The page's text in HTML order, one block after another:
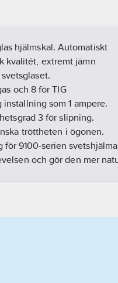
hjälmskal. Automatiskt
kvalitét, extremt jämn
och 8 för TIG
som 1 ampere.
3 för slipning.
tröttheten i ögonen.
för 9100-serien
och gör den mer